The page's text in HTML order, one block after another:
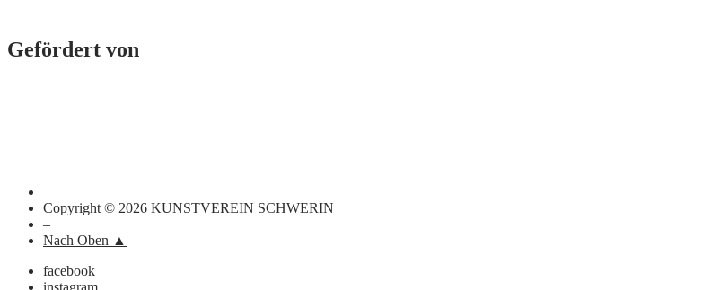
Gefördert von
Copyright © 2026 KUNSTVEREIN SCHWERIN
–
Nach Oben ▲
facebook
instagram